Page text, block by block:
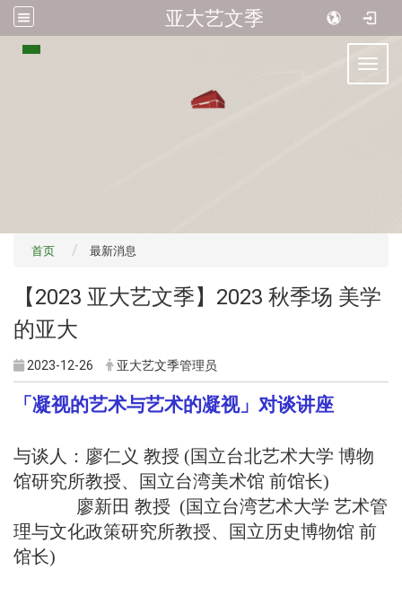
亚大艺文季
:::
首页 最新消息
【2023 亚大艺文季】2023 秋季场 美学
的亚大
2023-12-26 亚大艺文季管理员
「凝视的艺术与艺术的凝视」对谈讲座
与谈人：廖仁义 教授 (国立台北艺术大学 博物
馆研究所教授、国立台湾美术馆 前馆长)
廖新田 教授 (国立台湾艺术大学 艺术管
理与文化政策研究所教授、国立历史博物馆 前
馆长)